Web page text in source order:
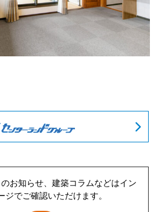
お知らせ、建築コラムなどはイン
ジでご確認いただけます。